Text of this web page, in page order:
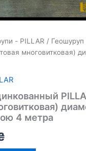
- PILLAR /
многовитковая)
4 метра